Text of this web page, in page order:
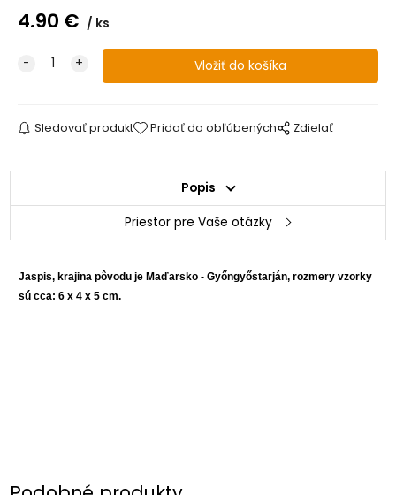
4.90 € ks
Sledovať produkt Pridať do obľúbených Zdielať
Popis
Priestor pre Vaše otázky
Jaspis, krajina pôvodu je Maďarsko - Győngyőstarján, rozmery vzorky
sú cca: 6 x 4 x 5 cm.